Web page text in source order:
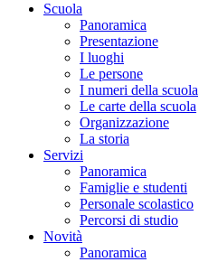
Scuola
Panoramica
Presentazione
I luoghi
Le persone
I numeri della scuola
Le carte della scuola
Organizzazione
La storia
Servizi
Panoramica
Famiglie e studenti
Personale scolastico
Percorsi di studio
Novità
Panoramica